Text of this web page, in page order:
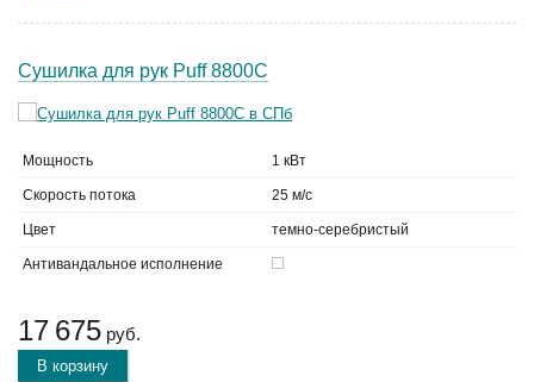
Сушилка для рук Puff 8800C
Мощность 1 кВт
Скорость потока 25 м/с
Цвет темно-серебристый
Антивандальное исполнение
17 675 руб.
В корзину